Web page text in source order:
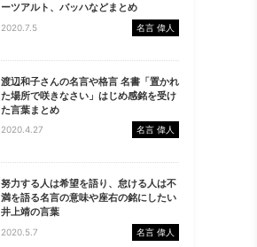
ーツアルト、バッハなどまとめ
2020.7.5 名言 偉人
渡辺和子さんの名言や格言 名書「置かれ
た場所で咲きなさい」はじめ感銘を受け
た言葉まとめ
2020.4.27 名言 偉人
努力する人は希望を語り、怠ける人は不
満を語る名言の意味や座右の銘にしたい
井上靖の言葉
2020.5.7 名言 偉人